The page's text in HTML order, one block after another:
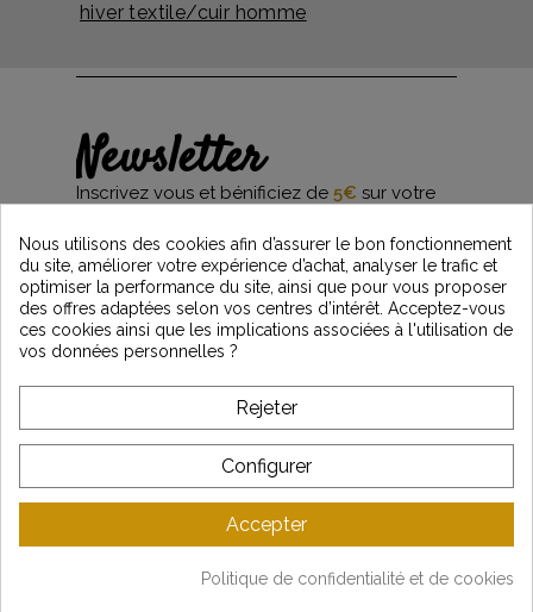
hiver textile/cuir homme
Newsletter
Inscrivez vous et bénificiez de 5€ sur votre
et restez informés des dernières nouveautés
Vintage Motors
*Dès 99€ d'achat. En vous abonnant à notre newsletter, vous reconnaissez avoir pris
l'acceptez.
A PROPOS DE VINTAGE
SERVICE CLIENT
Gestion des données
Nous utilisons des cookies afin d’assurer le bon fonctionnement
du site, améliorer votre expérience d’achat, analyser le trafic et
optimiser la performance du site, ainsi que pour vous proposer
des offres adaptées selon vos centres d’intérêt. Acceptez-vous
ces cookies ainsi que les implications associées à l'utilisation de
vos données personnelles ?
Rejeter
Configurer
Accepter
Politique de confidentialité et de cookies